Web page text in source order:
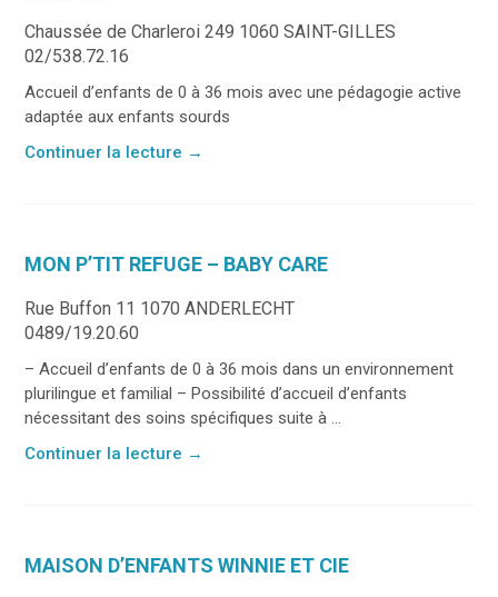
Chaussée de Charleroi 249 1060 SAINT-GILLES
02/538.72.16
Accueil d’enfants de 0 à 36 mois avec une pédagogie active
adaptée aux enfants sourds
Continuer la lecture →
MON P’TIT REFUGE – BABY CARE
Rue Buffon 11 1070 ANDERLECHT
0489/19.20.60
– Accueil d’enfants de 0 à 36 mois dans un environnement
plurilingue et familial – Possibilité d’accueil d’enfants
nécessitant des soins spécifiques suite à ...
Continuer la lecture →
MAISON D’ENFANTS WINNIE ET CIE